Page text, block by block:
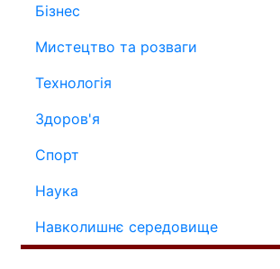
Бізнес
Мистецтво та розваги
Технологія
Здоров'я
Спорт
Наука
Навколишнє середовище